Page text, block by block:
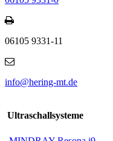
06105 9331-11
info@hering-mt.de
Ultraschallsysteme